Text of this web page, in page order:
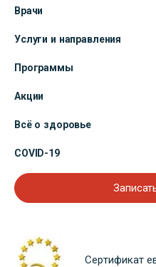
Врачи
Услуги и направления
Программы
Акции
Всё о здоровье
COVID-19
Сертификат